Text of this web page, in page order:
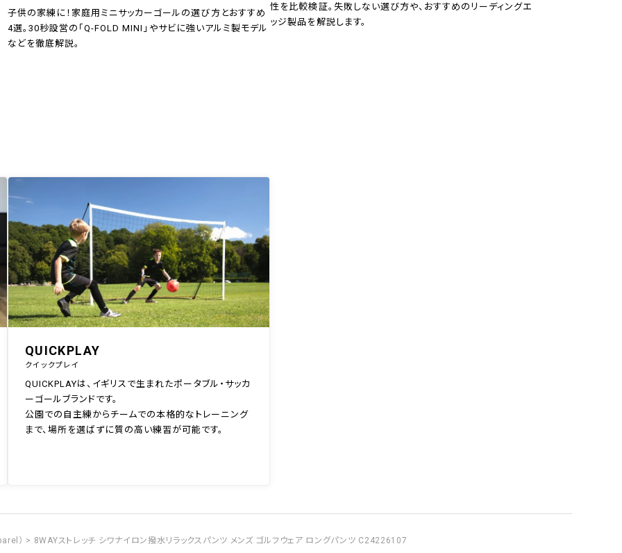
子供の家練に！家庭用ミニサッカーゴールの選び方とおすすめ
4選。30秒設営の「Q-FOLD MINI」やサビに強いアルミ製モデル
などを徹底解説。
性を比較検証。失敗しない選び方や、おすすめのリーディングエ
ッジ製品を解説します。
QUICKPLAY
クイックプレイ
QUICKPLAYは、イギリスで生まれたポータブル・サッカ
ーゴールブランドです。
公園での自主練からチームでの本格的なトレーニング
まで、場所を選ばずに質の高い練習が可能です。
） 8WAYストレッチ シワナイロン撥水リラックスパンツ メンズ ゴルフウェア ロングパンツ C24226107